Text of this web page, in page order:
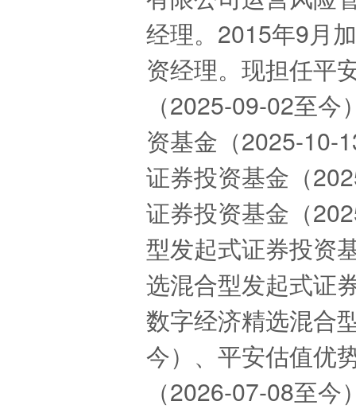
经理。2015年9月
资经理。现担任平
（2025-09-02至
资基金（2025-10-
证券投资基金（
证券投资基金（
型发起式证券投资
选混合型发起式证
数字经济精选混合
今）、平安估值优
（2026-07-08至